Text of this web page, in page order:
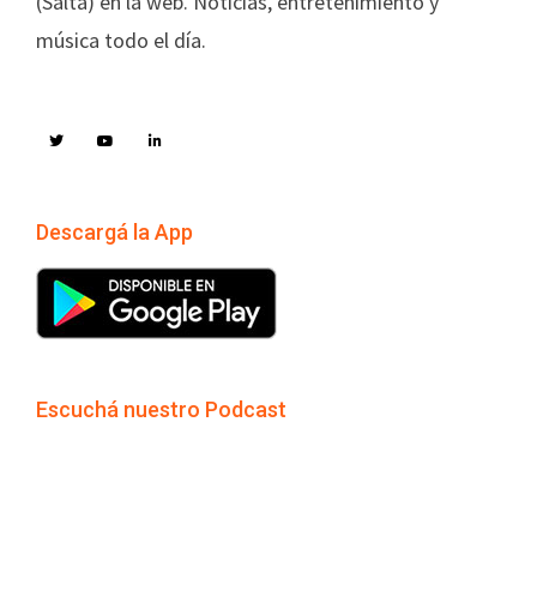
música todo el día.
Descargá la App
Escuchá nuestro Podcast